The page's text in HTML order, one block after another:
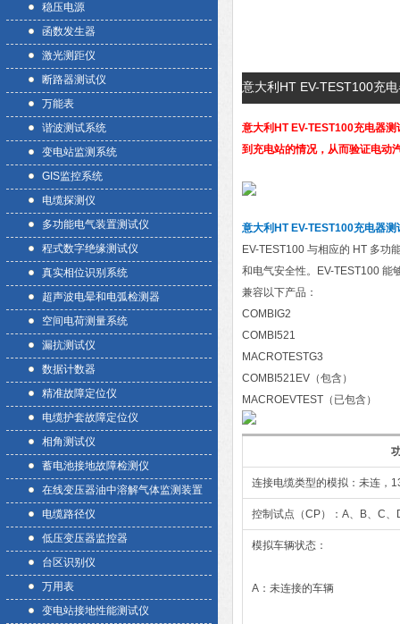
稳压电源
函数发生器
激光测距仪
断路器测试仪
万能表
谐波测试系统
变电站监测系统
GIS监控系统
电缆探测仪
多功能电气装置测试仪
程式数字绝缘测试仪
真实相位识别系统
超声波电晕和电弧检测器
空间电荷测量系统
漏抗测试仪
数据计数器
精准故障定位仪
电缆护套故障定位仪
相角测试仪
蓄电池接地故障检测仪
在线变压器油中溶解气体监测装置
电缆路径仪
低压变压器监控器
台区识别仪
万用表
变电站接地性能测试仪
意大利HT EV-TEST100充
意大利HT EV-TEST100充电器测
到充电站的情况，从而验证电动
意大利HT EV-TEST100充电器测
EV-TEST100 与相应的 HT 多功
和电气安全性。EV-TEST100 能
兼容以下产品：
COMBIG2
COMBI521
MACROTESTG3
COMBI521EV（包含）
MACROEVTEST（已包含）
连接电缆类型的模拟：未连，
控制试点（CP）：A、B、C、
模拟车辆状态：
A：未连接的车辆